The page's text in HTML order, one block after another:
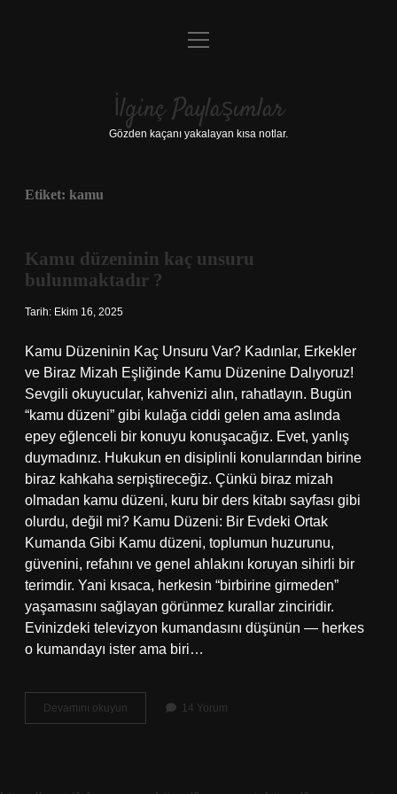
Anasayfa
Yasal Uyarı
menüyü
İlginç Paylaşımlar
Gözden kaçanı yakalayan kısa notlar.
Etiket: kamu
Kamu düzeninin kaç unsuru
bulunmaktadır ?
Tarih: Ekim 16, 2025
Kamu Düzeninin Kaç Unsuru Var? Kadınlar, Erkekler
ve Biraz Mizah Eşliğinde Kamu Düzenine Dalıyoruz!
Sevgili okuyucular, kahvenizi alın, rahatlayın. Bugün
“kamu düzeni” gibi kulağa ciddi gelen ama aslında
epey eğlenceli bir konuyu konuşacağız. Evet, yanlış
duymadınız. Hukukun en disiplinli konularından birine
biraz kahkaha serpiştireceğiz. Çünkü biraz mizah
olmadan kamu düzeni, kuru bir ders kitabı sayfası gibi
olurdu, değil mi? Kamu Düzeni: Bir Evdeki Ortak
Kumanda Gibi Kamu düzeni, toplumun huzurunu,
güvenini, refahını ve genel ahlakını koruyan sihirli bir
terimdir. Yani kısaca, herkesin “birbirine girmeden”
yaşamasını sağlayan görünmez kurallar zinciridir.
Evinizdeki televizyon kumandasını düşünün — herkes
o kumandayı ister ama biri…
Devamını okuyun
düzeninin
14 Yorum